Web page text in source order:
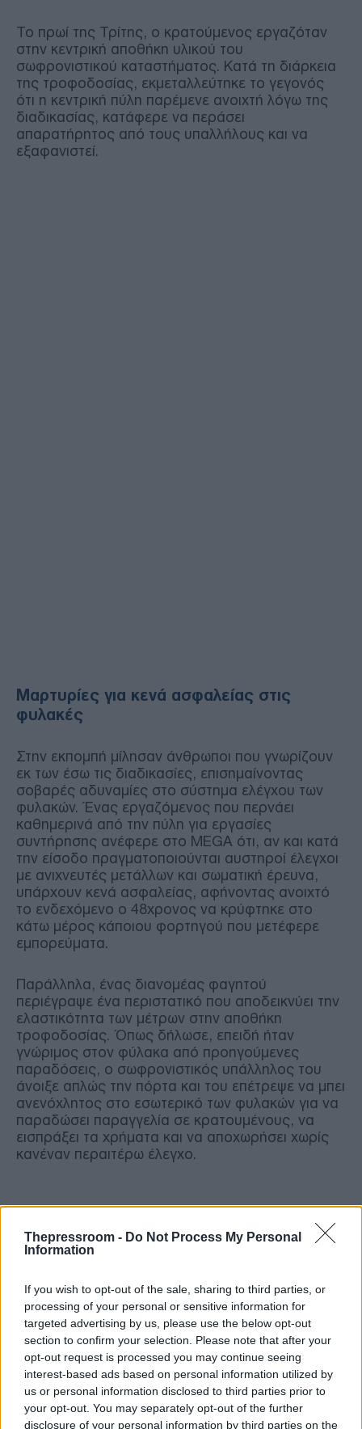
Thepressroom - Do Not Process My Personal
Information
If you wish to opt-out of the sale, sharing to third parties, or
processing of your personal or sensitive information for
targeted advertising by us, please use the below opt-out
section to confirm your selection. Please note that after your
opt-out request is processed you may continue seeing
interest-based ads based on personal information utilized by
us or personal information disclosed to third parties prior to
your opt-out. You may separately opt-out of the further
disclosure of your personal information by third parties on the
Το πρωί της Τρίτης, ο κρατούμενος εργαζόταν
στην κεντρική αποθήκη υλικού του
σωφρονιστικού καταστήματος. Κατά τη διάρκεια
της τροφοδοσίας, εκμεταλλεύτηκε το γεγονός
ότι η κεντρική πύλη παρέμενε ανοιχτή λόγω της
διαδικασίας, κατάφερε να περάσει
απαρατήρητος από τους υπαλλήλους και να
εξαφανιστεί.
Μαρτυρίες για κενά ασφαλείας στις
φυλακές
Στην εκπομπή μίλησαν άνθρωποι που γνωρίζουν
εκ των έσω τις διαδικασίες, επισημαίνοντας
σοβαρές αδυναμίες στο σύστημα ελέγχου των
φυλακών. Ένας εργαζόμενος που περνάει
καθημερινά από την πύλη για εργασίες
συντήρησης ανέφερε στο MEGA ότι, αν και κατά
την είσοδο πραγματοποιούνται αυστηροί έλεγχοι
με ανιχνευτές μετάλλων και σωματική έρευνα,
υπάρχουν κενά ασφαλείας, αφήνοντας ανοιχτό
το ενδεχόμενο ο 48χρονος να κρύφτηκε στο
κάτω μέρος κάποιου φορτηγού που μετέφερε
εμπορεύματα.
Παράλληλα, ένας διανομέας φαγητού
περιέγραψε ένα περιστατικό που αποδεικνύει την
ελαστικότητα των μέτρων στην αποθήκη
τροφοδοσίας. Όπως δήλωσε, επειδή ήταν
γνώριμος στον φύλακα από προηγούμενες
παραδόσεις, ο σωφρονιστικός υπάλληλος του
άνοιξε απλώς την πόρτα και του επέτρεψε να μπει
ανενόχλητος στο εσωτερικό των φυλακών για να
παραδώσει παραγγελία σε κρατουμένους, να
εισπράξει τα χρήματα και να αποχωρήσει χωρίς
κανέναν περαιτέρω έλεγχο.